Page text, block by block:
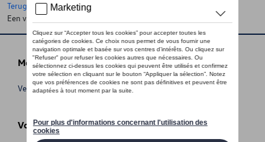
Terug naar de startpagina
Een vraag ?
Meer info
Verkoopsvoorwaarden
Volg Ons